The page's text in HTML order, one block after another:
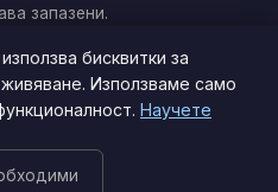
запазени.
Този сайт е независим и
линкове. Когато купите
малка комисиона от
покупката за вас. Това
сайта безплатен.
»
за по-добро
бисквитки за
Използваме само
Научете